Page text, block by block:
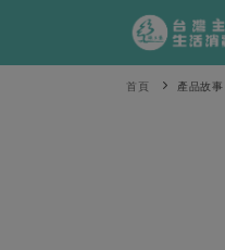
首頁 產品故事